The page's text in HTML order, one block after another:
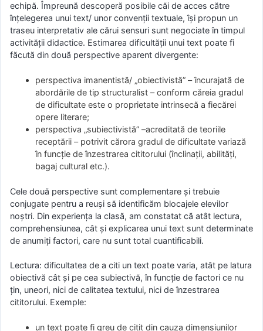
echipă. Împreună descoperă posibile căi de acces către
înţelegerea unui text/ unor convenţii textuale, îşi propun un
traseu interpretativ ale cărui sensuri sunt negociate în timpul
activităţii didactice. Estimarea dificultăţii unui text poate fi
făcută din două perspective aparent divergente:
perspectiva imanentistă/ „obiectivistă” – încurajată de
abordările de tip structuralist – conform căreia gradul
de dificultate este o proprietate intrinsecă a fiecărei
opere literare;
perspectiva „subiectivistă” –acreditată de teoriile
receptării – potrivit cărora gradul de dificultate variază
în funcţie de înzestrarea cititorului (înclinaţii, abilităţi,
bagaj cultural etc.).
Cele două perspective sunt complementare şi trebuie
conjugate pentru a reuşi să identificăm blocajele elevilor
noştri. Din experienţa la clasă, am constatat că atât lectura,
comprehensiunea, cât şi explicarea unui text sunt determinate
de anumiţi factori, care nu sunt total cuantificabili.
Lectura: dificultatea de a citi un text poate varia, atât pe latura
obiectivă cât şi pe cea subiectivă, în funcţie de factori ce nu
ţin, uneori, nici de calitatea textului, nici de înzestrarea
cititorului. Exemple:
un text poate fi greu de citit din cauza dimensiunilor